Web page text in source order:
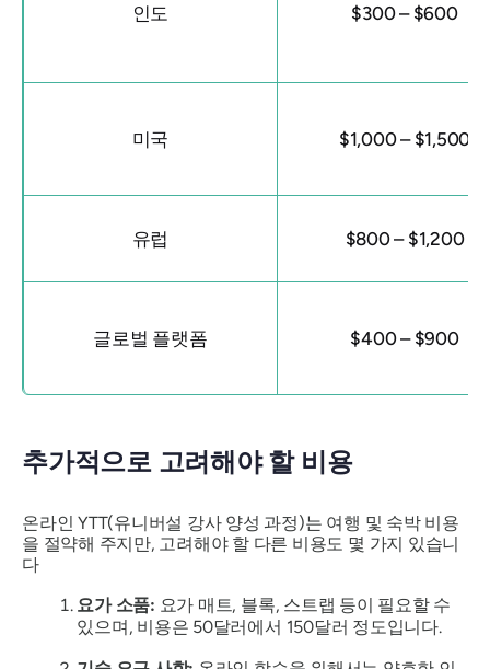
인도 $300 – $600
미국 $1,000 – $1,500
유럽 $800 – $1,200
글로벌 플랫폼 $400 – $900
추가적으로 고려해야 할 비용
온라인 YTT(유니버설 강사 양성 과정)는 여행 및 숙박 비용
을 절약해 주지만, 고려해야 할 다른 비용도 몇 가지 있습니
다
요가 소품: 요가 매트, 블록, 스트랩 등이 필요할 수
있으며, 비용은 50달러에서 150달러 정도입니다.